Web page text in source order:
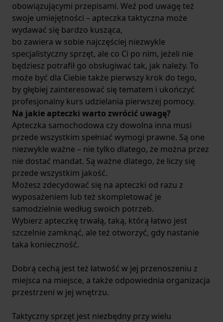
obowiązującymi przepisami. Weź pod uwagę też
swoje umiejętności – apteczka taktyczna może
wydawać się bardzo kusząca,
bo zawiera w sobie najczęściej niezwykle
specjalistyczny sprzęt, ale co Ci po nim, jeżeli nie
będziesz potrafił go obsługiwać tak, jak należy. To
może być dla Ciebie także pierwszy krok do tego,
by głębiej zainteresować się tematem i ukończyć
profesjonalny kurs udzielania pierwszej pomocy.
Na jakie apteczki warto zwrócić uwagę?
Apteczka samochodowa czy dowolna inna musi
przede wszystkim spełniać wymogi prawne. Są one
niezwykle ważne – nie tylko dlatego, że można przez
nie dostać mandat. Są ważne dlatego, że liczy się
przede wszystkim jakość.
Możesz zdecydować się na apteczki od razu z
wyposażeniem lub też skompletować je
samodzielnie według swoich potrzeb.
Wybierz apteczkę trwałą, taką, którą łatwo jest
szczelnie zamknąć, ale też otworzyć, gdy nastanie
taka konieczność.
Dobrą cechą jest też łatwość w jej przenoszeniu z
miejsca na miejsce, a także odpowiednia organizacja
przestrzeni w jej wnętrzu.
Taktyczny sprzęt jest niezbędny przy wielu